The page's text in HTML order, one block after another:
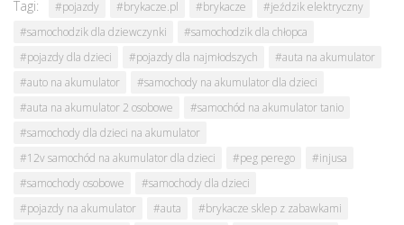
Tagi: #pojazdy #brykacze.pl #brykacze
#jeździk elektryczny
#samochodzik dla dziewczynki
#samochodzik dla chłopca
#pojazdy dla dzieci
#pojazdy dla najmłodszych
#auta na akumulator
#auto na akumulator
#samochody na akumulator dla dzieci
#auta na akumulator 2 osobowe
#samochód na akumulator tanio
#samochody dla dzieci na akumulator
#12v samochód na akumulator dla dzieci
#peg perego
#injusa
#samochody osobowe
#samochody dla dzieci
#pojazdy na akumulator
#auta
#brykacze sklep z zabawkami